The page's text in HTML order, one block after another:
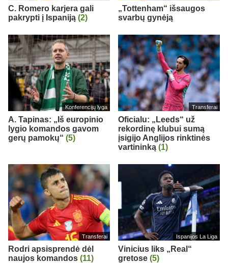
C. Romero karjera gali
pakrypti į Ispaniją (2)
„Tottenham“ išsaugos
svarbų gynėją
Konferencijų lyga
A. Tapinas: „Iš europinio
lygio komandos gavom
gerų pamokų“ (5)
Transferai
Oficialu: „Leeds“ už
rekordinę klubui sumą
įsigijo Anglijos rinktinės
vartininką (1)
Transferai
Rodri apsisprendė dėl
naujos komandos (11)
Ispanijos La Liga
Vinicius liks „Real“
gretose (5)